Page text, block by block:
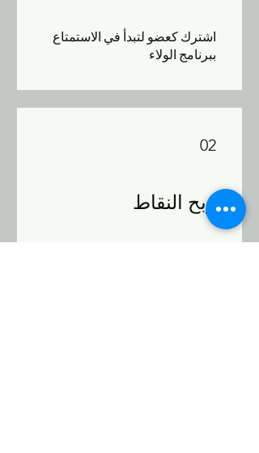
اشترك كعضو لتبدأ في الاستمتاع
ببرنامج الولاء
02
ربح النقاط